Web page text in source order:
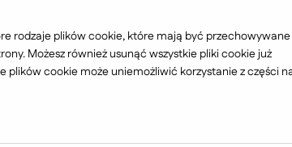
Szymański.
rodzaje plików cookie, które mają być przechowywane
Możesz również usunąć wszystkie pliki cookie już
plików cookie może uniemożliwić korzystanie z części